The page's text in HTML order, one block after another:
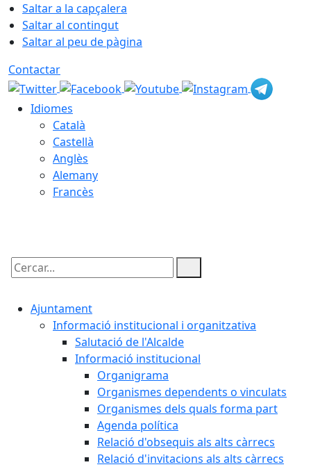
Saltar a la capçalera
Saltar al contingut
Saltar al peu de pàgina
Contactar
Idiomes
Català
Castellà
Anglès
Alemany
Francès
Cercar:
Ajuntament
Informació institucional i organitzativa
Salutació de l'Alcalde
Informació institucional
Organigrama
Organismes dependents o vinculats
Organismes dels quals forma part
Agenda política
Relació d'obsequis als alts càrrecs
Relació d'invitacions als alts càrrecs